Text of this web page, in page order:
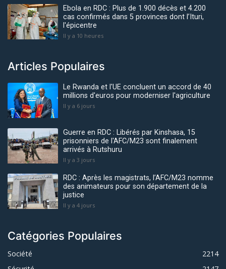
Ebola en RDC : Plus de 1.900 décès et 4.200
cas confirmés dans 5 provinces dont l’Ituri,
l'épicentre
Il y a 10 heures
Articles Populaires
Le Rwanda et l'UE concluent un accord de 40
millions d'euros pour moderniser l'agriculture
Il y a 6 jours
Guerre en RDC : Libérés par Kinshasa, 15
prisonniers de l'AFC/M23 sont finalement
arrivés à Rutshuru
Il y a 3 jours
RDC : Après les magistrats, l’AFC/M23 nomme
des animateurs pour son département de la
justice
Il y a 4 jours
Catégories Populaires
Société
2214